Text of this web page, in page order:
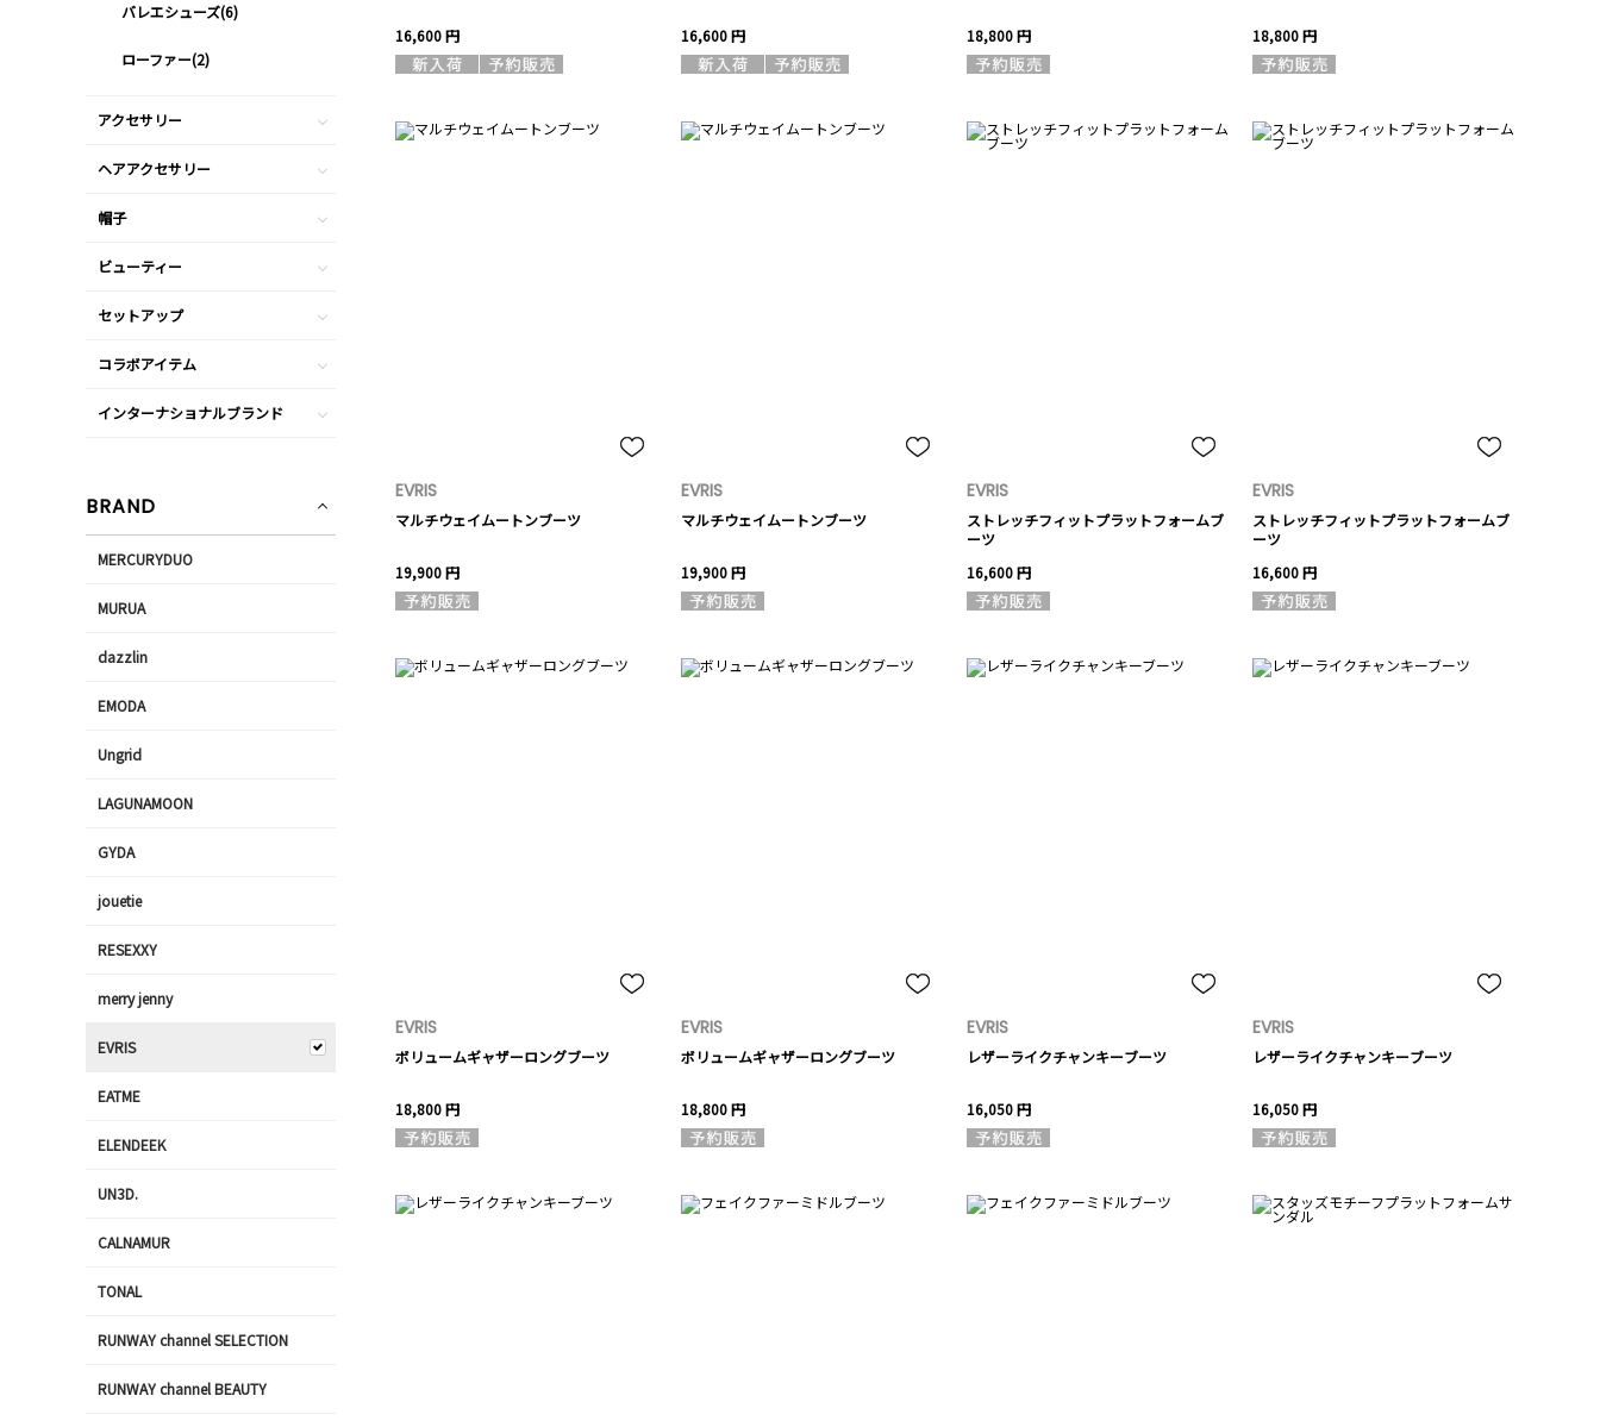
16,600 円 16,600 円 18,800 円 18,800 円
EVRIS
マルチウェイムートンブーツ
19,900 円
EVRIS
マルチウェイムートンブーツ
19,900 円
EVRIS
ストレッチフィットプラットフォームブ
ーツ
16,600 円
EVRIS
ストレッチフィットプラットフォームブ
ーツ
16,600 円
EVRIS
ボリュームギャザーロングブーツ
18,800 円
EVRIS
ボリュームギャザーロングブーツ
18,800 円
EVRIS
レザーライクチャンキーブーツ
16,050 円
EVRIS
レザーライクチャンキーブーツ
16,050 円
バレエシューズ(6)
ローファー(2)
アクセサリー
ヘアアクセサリー
帽子
ビューティー
セットアップ
コラボアイテム
インターナショナルブランド
BRAND
MERCURYDUO
MURUA
dazzlin
EMODA
Ungrid
LAGUNAMOON
GYDA
jouetie
RESEXXY
merry jenny
EVRIS
EATME
ELENDEEK
UN3D.
CALNAMUR
TONAL
RUNWAY channel SELECTION
RUNWAY channel BEAUTY